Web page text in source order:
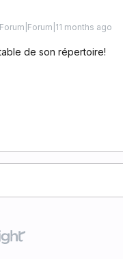
Forum|Forum|11 months ago
de son répertoire!